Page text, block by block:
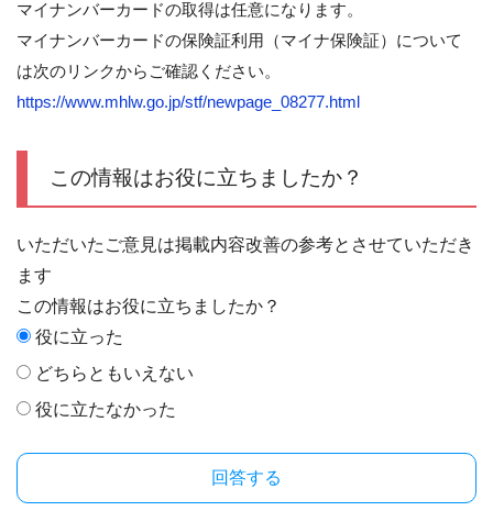
マイナンバーカードの取得は任意になります。
マイナンバーカードの保険証利用（マイナ保険証）について
は次のリンクからご確認ください。
https://www.mhlw.go.jp/stf/newpage_08277.html
この情報はお役に立ちましたか？
いただいたご意見は掲載内容改善の参考とさせていただき
ます
この情報はお役に立ちましたか？
役に立った
どちらともいえない
役に立たなかった